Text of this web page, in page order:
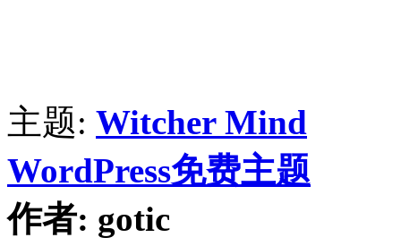
主题: Witcher Mind
WordPress免费主题
作者: gotic